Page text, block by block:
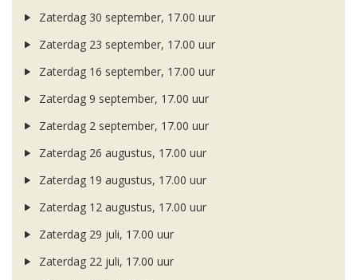
Zaterdag 30 september, 17.00 uur
Zaterdag 23 september, 17.00 uur
Zaterdag 16 september, 17.00 uur
Zaterdag 9 september, 17.00 uur
Zaterdag 2 september, 17.00 uur
Zaterdag 26 augustus, 17.00 uur
Zaterdag 19 augustus, 17.00 uur
Zaterdag 12 augustus, 17.00 uur
Zaterdag 29 juli, 17.00 uur
Zaterdag 22 juli, 17.00 uur